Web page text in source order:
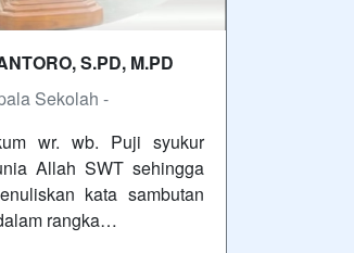
S.PD, M.PD
Sekolah -
wr. wb. Puji syukur
Allah SWT sehingga
kata sambutan
rangka…